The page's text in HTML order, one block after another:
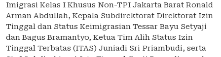
Imigrasi Kelas I Khusus Non-TPI Jakarta Barat Ronald
Arman Abdullah, Kepala Subdirektorat Direktorat Izin
Tinggal dan Status Keimigrasian Tessar Bayu Setyaji
dan Bagus Bramantyo, Ketua Tim Alih Status Izin
Tinggal Terbatas (ITAS) Juniadi Sri Priambudi, serta